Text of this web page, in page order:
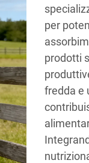
per
prodotti
fredda e